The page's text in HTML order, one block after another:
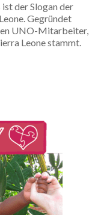
der Slogan der
Gegründet
UNO-Mitarbeiter,
Leone stammt.